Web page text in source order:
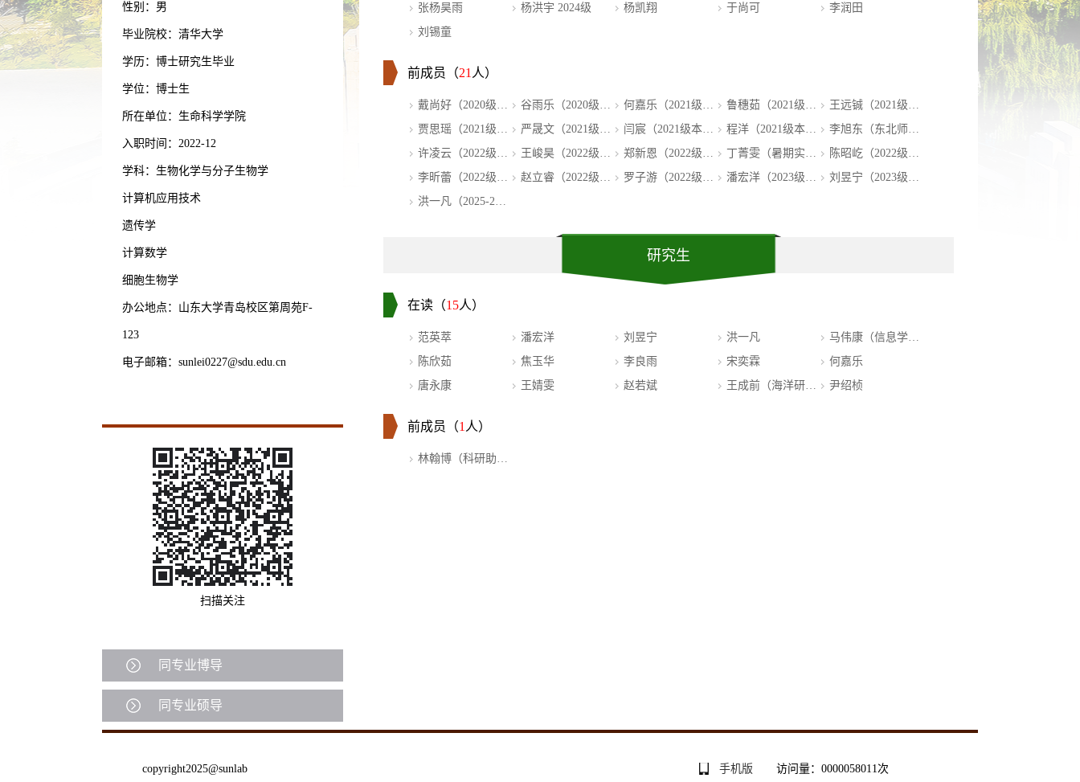
性别：男
毕业院校：清华大学
学历：博士研究生毕业
学位：博士生
所在单位：生命科学学院
入职时间：2022-12
学科：生物化学与分子生物学
计算机应用技术
遗传学
计算数学
细胞生物学
办公地点：山东大学青岛校区第周苑F-
123
电子邮箱： sunlei0227@sdu.edu.cn
扫描关注
同专业博导
同专业硕导
张杨昊雨
杨洪宇 2024级 杨凯翔 于尚可
李润田
刘锡童
前成员（21 人）
戴尚好（2020级本... 谷雨乐（2020级本... 何嘉乐（2021级本... 鲁穗茹（2021级泰...
王远铖（2021级本...
贾思瑶（2021级本...
严晟文（2021级本... 闫宸（2021级本科... 程洋（2021级本科...
李旭东（东北师范...
许凌云（2022级本...
王峻昊（2022级本... 郑新恩（2022级计... 丁菁雯（暑期实习2...
陈昭屹（2022级本...
李昕蕾（2022级本...
赵立睿（2022级本... 罗子游（2022级本... 潘宏洋（2023级本...
刘昱宁（2023级本...
洪一凡（2025-2026...
研究生
在读（15人）
范英萃 潘宏洋 刘昱宁 洪一凡
马伟康（信息学院...
陈欣茹
焦玉华 李良雨 宋奕霖
何嘉乐
唐永康
王婧雯 赵若斌 王成前（海洋研究... 尹绍桢
前成员（1 人）
林翰博（科研助理）
copyright2025@sunlab 手机版 访问量： 0000058011次